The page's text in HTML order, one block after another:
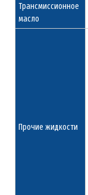
Трансмиссионное
масло
Прочие жидкости